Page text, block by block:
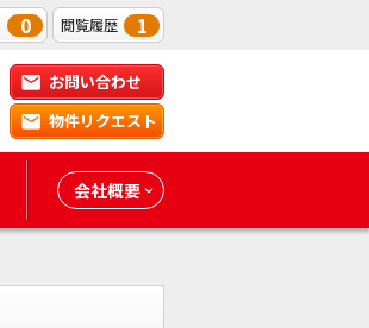
0 閲覧履歴 1
お問い合わせ
物件リクエスト
会社概要